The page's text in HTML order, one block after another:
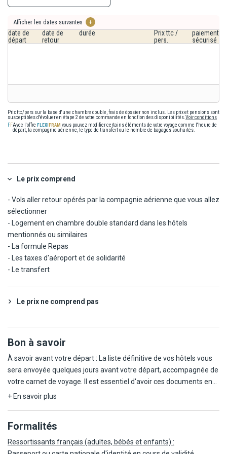
similaire.
La liste des hôtels est communiquée à titre indicatif. Les hôtels
Afficher les dates suivantes +
date de
départ
date de
retour
durée
Prix ttc /
pers.
paiement
sécurisé
Prix ttc/pers sur la base d'une chambre double, frais de dossier non inclus. Les prix et pensions sont
susceptibles d'évoluer en étape 2 de votre commande en fonction des disponibilités. Voir conditions
Avec l'offre
vous pouvez modifier certains éléments de votre voyage comme l'heure de
départ, la compagnie aérienne, le type de transfert ou le nombre de bagages souhaités.
Le prix comprend
- Vols aller retour opérés par la compagnie aérienne que vous allez
sélectionner
- Logement en chambre double standard dans les hôtels
mentionnés ou similaires
- La formule Repas
- Les taxes d'aéroport et de solidarité
- Le transfert
Le prix ne comprend pas
Bon à savoir
À savoir avant votre départ : La liste définitive de vos hôtels vous
sera envoyée quelques jours avant votre départ, accompagnée de
votre carnet de voyage. Il est essentiel d'avoir ces documents en
main dès votre arrivée afin de garantir le bon déroulement de
Ce circuit est réalisable à partir de 8 participants, avec un
maximum de 15 participants. Il s'agit d'un circuit exclusif Fram.
+ En savoir plus
Formalités
Ressortissants français (adultes, bébés et enfants) :